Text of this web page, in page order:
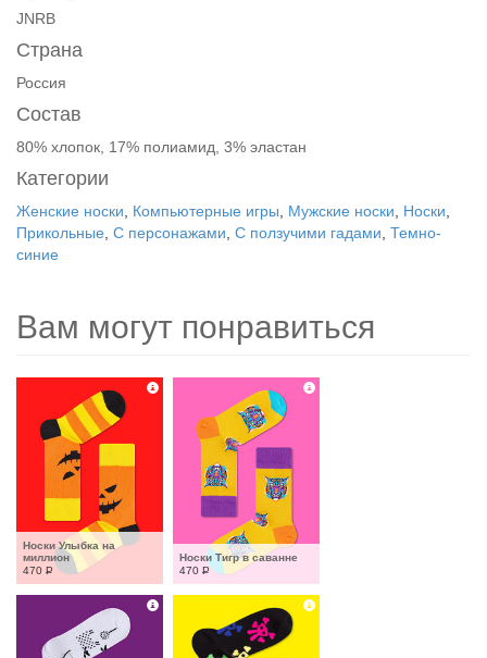
JNRB
Страна
Россия
Состав
80% хлопок, 17% полиамид, 3% эластан
Категории
Женские носки Компьютерные игры Мужские носки Носки
Прикольные С персонажами С ползучими гадами Темно-
синие
Вам могут понравиться
Носки Улыбка на
миллион
470 Р
Носки Тигр в саванне
470 Р